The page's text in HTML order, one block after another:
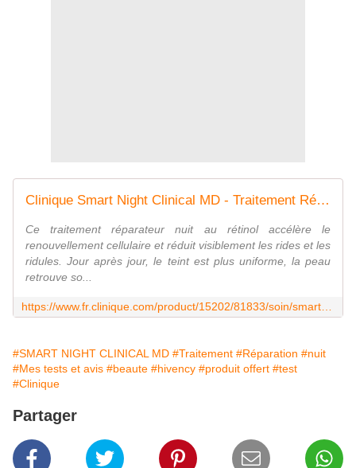
Clinique Smart Night Clinical MD - Traitement Réparation Nuit Multi-dimensionnel RETINOL | Clinique France
Ce traitement réparateur nuit au rétinol accélère le
renouvellement cellulaire et réduit visiblement les rides et les
ridules. Jour après jour, le teint est plus uniforme, la peau
retrouve so...
#SMART NIGHT CLINICAL MD #Traitement #Réparation #nuit
#Mes tests et avis #beaute #hivency #produit offert #test
#Clinique
Partager